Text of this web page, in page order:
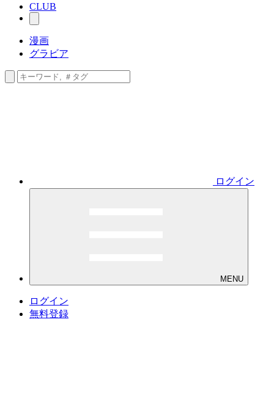
CLUB
漫画
グラビア
ログイン
MENU
ログイン
無料登録